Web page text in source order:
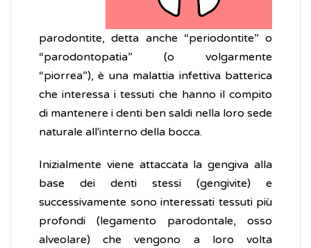
parodontite, detta anche “periodontite” o
“parodontopatia” (o volgarmente
“piorrea”), è una malattia infettiva batterica
che interessa i tessuti che hanno il compito
di mantenere i denti ben saldi nella loro sede
naturale all'interno della bocca.
Inizialmente viene attaccata la gengiva alla
base dei denti stessi (gengivite) e
successivamente sono interessati tessuti più
profondi (legamento parodontale, osso
alveolare) che vengono a loro volta